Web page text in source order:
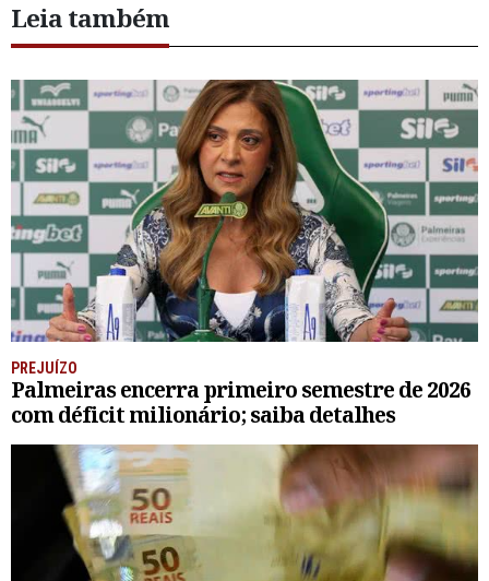
Leia também
PREJUÍZO
Palmeiras encerra primeiro semestre de 2026
com déficit milionário; saiba detalhes